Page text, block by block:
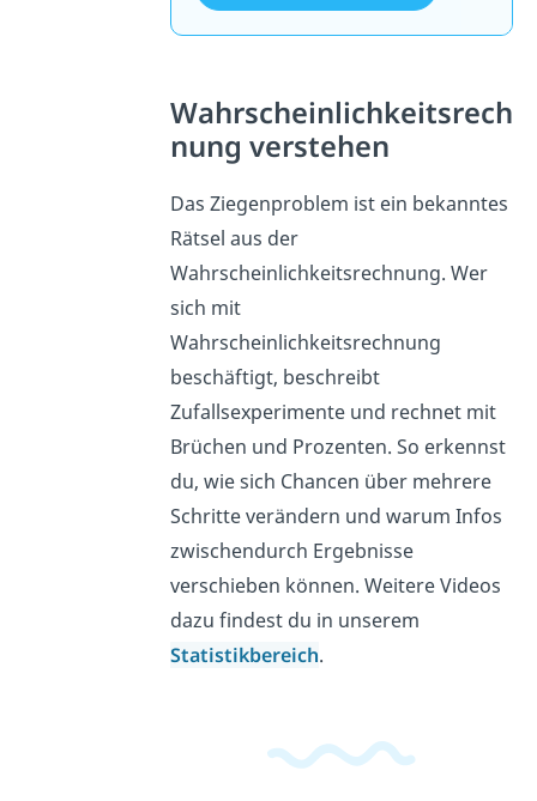
Wahrscheinlichkeitsrech
nung verstehen
Das Ziegenproblem ist ein bekanntes
Rätsel aus der
Wahrscheinlichkeitsrechnung. Wer
sich mit
Wahrscheinlichkeitsrechnung
beschäftigt, beschreibt
Zufallsexperimente und rechnet mit
Brüchen und Prozenten. So erkennst
du, wie sich Chancen über mehrere
Schritte verändern und warum Infos
zwischendurch Ergebnisse
verschieben können. Weitere Videos
dazu findest du in unserem
Statistikbereich.